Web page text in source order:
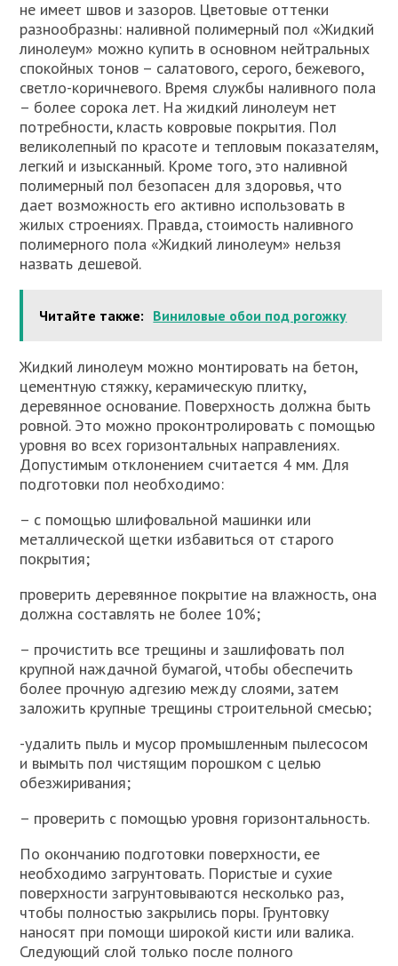
не имеет швов и зазоров. Цветовые оттенки
разнообразны: наливной полимерный пол «Жидкий
линолеум» можно купить в основном нейтральных
спокойных тонов – салатового, серого, бежевого,
светло-коричневого. Время службы наливного пола
– более сорока лет. На жидкий линолеум нет
потребности, класть ковровые покрытия. Пол
великолепный по красоте и тепловым показателям,
легкий и изысканный. Кроме того, это наливной
полимерный пол безопасен для здоровья, что
дает возможность его активно использовать в
жилых строениях. Правда, стоимость наливного
полимерного пола «Жидкий линолеум» нельзя
назвать дешевой.
Читайте также: Виниловые обои под рогожку
Жидкий линолеум можно монтировать на бетон,
цементную стяжку, керамическую плитку,
деревянное основание. Поверхность должна быть
ровной. Это можно проконтролировать с помощью
уровня во всех горизонтальных направлениях.
Допустимым отклонением считается 4 мм. Для
подготовки пол необходимо:
– с помощью шлифовальной машинки или
металлической щетки избавиться от старого
покрытия;
проверить деревянное покрытие на влажность, она
должна составлять не более 10%;
– прочистить все трещины и зашлифовать пол
крупной наждачной бумагой, чтобы обеспечить
более прочную адгезию между слоями, затем
заложить крупные трещины строительной смесью;
-удалить пыль и мусор промышленным пылесосом
и вымыть пол чистящим порошком с целью
обезжиривания;
– проверить с помощью уровня горизонтальность.
По окончанию подготовки поверхности, ее
необходимо загрунтовать. Пористые и сухие
поверхности загрунтовываются несколько раз,
чтобы полностью закрылись поры. Грунтовку
наносят при помощи широкой кисти или валика.
Следующий слой только после полного